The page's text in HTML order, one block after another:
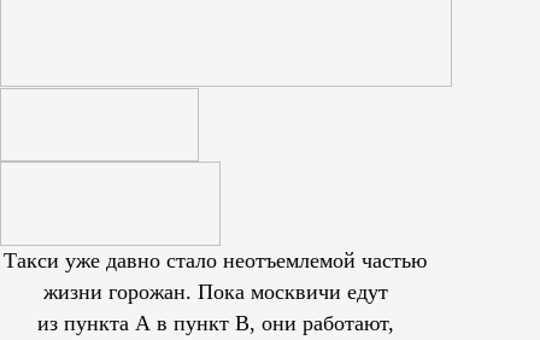
Такси уже давно стало неотъемлемой частью
жизни горожан. Пока москвичи едут
из пункта А в пункт В, они работают,